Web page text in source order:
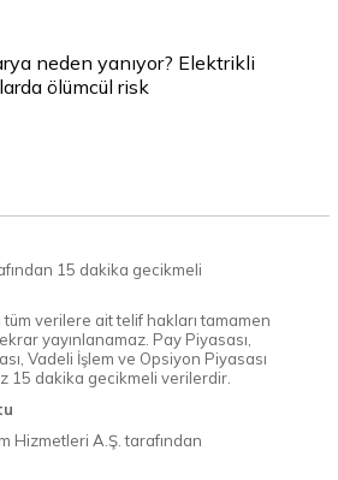
neden yanıyor? Elektrikli
ölümcül risk
15 dakika gecikmeli
tüm verilere ait telif hakları tamamen
yayınlanamaz. Pay Piyasası,
Vadeli İşlem ve Opsiyon Piyasası
15 dakika gecikmeli verilerdir.
Hizmetleri A.Ş. tarafından